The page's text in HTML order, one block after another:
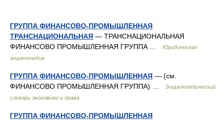
ГРУППА ФИНАНСОВО-ПРОМЫШЛЕННАЯ
ТРАНСНАЦИОНАЛЬНАЯ — ТРАНСНАЦИОНАЛЬНАЯ
ФИНАНСОВО ПРОМЫШЛЕННАЯ ГРУППА …
Юридическая
энциклопедия
ГРУППА ФИНАНСОВО-ПРОМЫШЛЕННАЯ — (см.
ФИНАНСОВО ПРОМЫШЛЕННАЯ ГРУППА) …
Энциклопедический
словарь экономики и права
ГРУППА ФИНАНСОВО-ПРОМЫШЛЕННАЯ